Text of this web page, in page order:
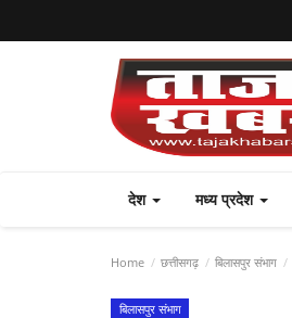
देश मध्य प्रदेश
Home छत्तीसगढ़ बिलासपुर संभाग
बिलासपुर संभाग